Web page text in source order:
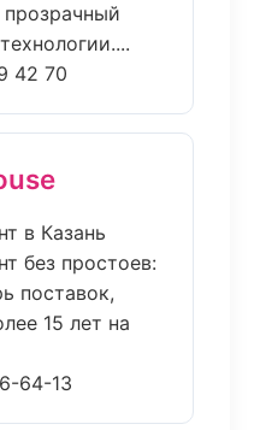
42 70
в Казань
без простоев:
поставок,
15 лет на
64-13